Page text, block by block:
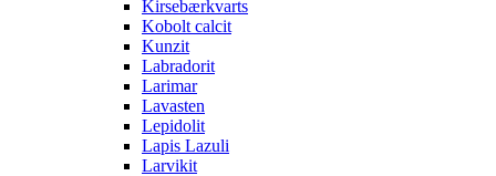
Kirsebærkvarts
Kobolt calcit
Kunzit
Labradorit
Larimar
Lavasten
Lepidolit
Lapis Lazuli
Larvikit